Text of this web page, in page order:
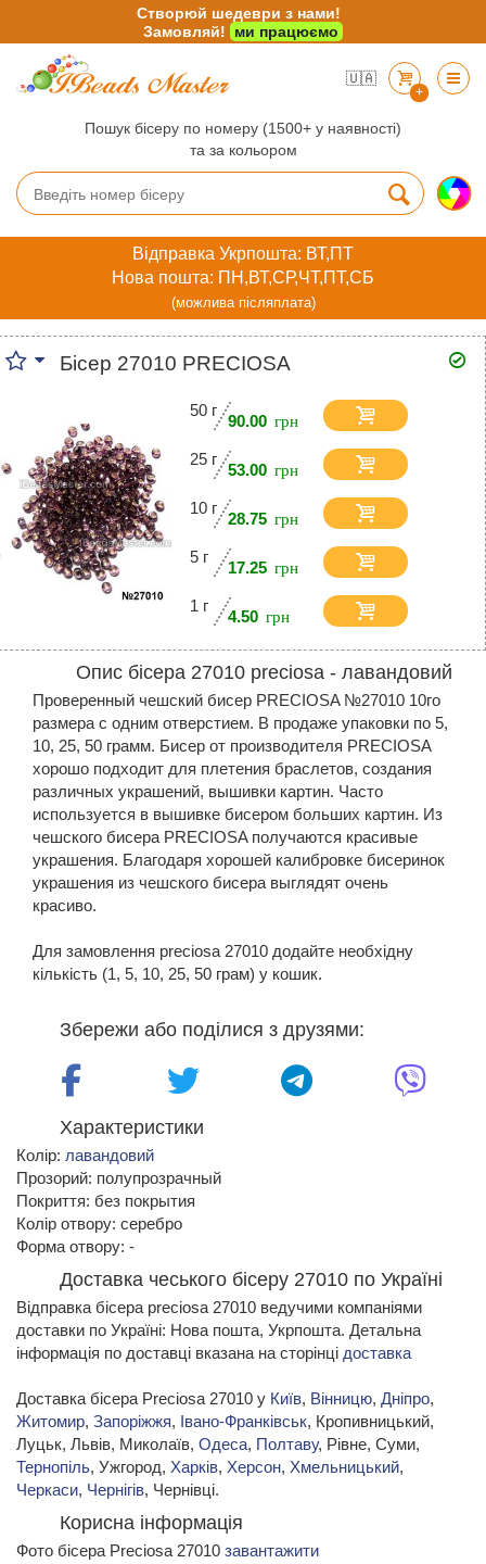
🇺🇦
+
Пошук бісеру по номеру (1500+ у наявності)
та за кольором
Відправка Укрпошта: ВТ,ПТ
Нова пошта: ПН,ВТ,СР,ЧТ,ПТ,СБ
(можлива післяплата)
Бісер 27010 PRECIOSA
50 г
90.00
25 г
53.00
10 г
28.75
5 г
17.25
1 г
4.50
Опис бісера 27010 preciosa - лавандовий
Проверенный чешский бисер PRECIOSA №27010 10го
размера с одним отверстием. В продаже упаковки по 5,
10, 25, 50 грамм. Бисер от производителя PRECIOSA
хорошо подходит для плетения браслетов, создания
различных украшений, вышивки картин. Часто
используется в вышивке бисером больших картин. Из
чешского бисера PRECIOSA получаются красивые
украшения. Благодаря хорошей калибровке бисеринок
украшения из чешского бисера выглядят очень
красиво.
Для замовлення preciosa 27010 додайте необхідну
кількість (1, 5, 10, 25, 50 грам) у кошик.
Збережи або поділися з друзями:
Характеристики
Колір: лавандовий
Прозорий: полупрозрачный
Покриття: без покрытия
Колір отвору: серебро
Форма отвору: -
Доставка чеського бісеру 27010 по Україні
Відправка бісера preciosa 27010 ведучими компаніями
доставки по Україні: Нова пошта, Укрпошта. Детальна
інформація по доставці вказана на сторінці доставка
Доставка бісера Preciosa 27010 у Київ, Вінницю, Дніпро,
Житомир, Запоріжжя, Івано-Франківськ, Кропивницький,
Луцьк, Львів, Миколаїв, Одеса, Полтаву, Рівне, Суми,
Тернопіль, Ужгород, Харків, Херсон, Хмельницький,
Черкаси, Чернігів, Чернівці.
Корисна інформація
Фото бісера Preciosa 27010 завантажити
Створюй шедеври з нами!
Замовляй!
ми працюємо